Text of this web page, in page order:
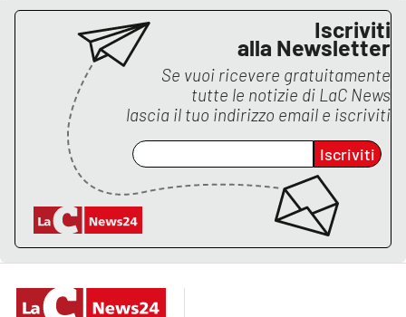
Reggio Calabria
Cosenza
Lamezia Terme
PROGETTI
SPECIALI
Buona Sanità Calabria
CALABRIAVISIONE
Iscriviti
alla Newsletter
Se vuoi ricevere gratuitamente
tutte le notizie di LaC News
lascia il tuo indirizzo email e iscriviti
Iscriviti